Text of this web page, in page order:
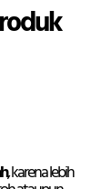
, karena lebih